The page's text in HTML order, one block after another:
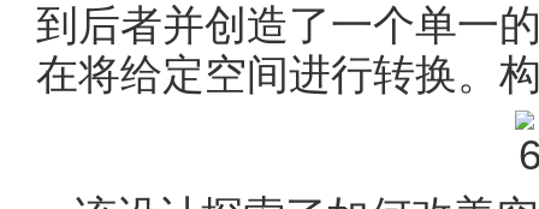
到后者并创造了一个单一
在将给定空间进行转换。